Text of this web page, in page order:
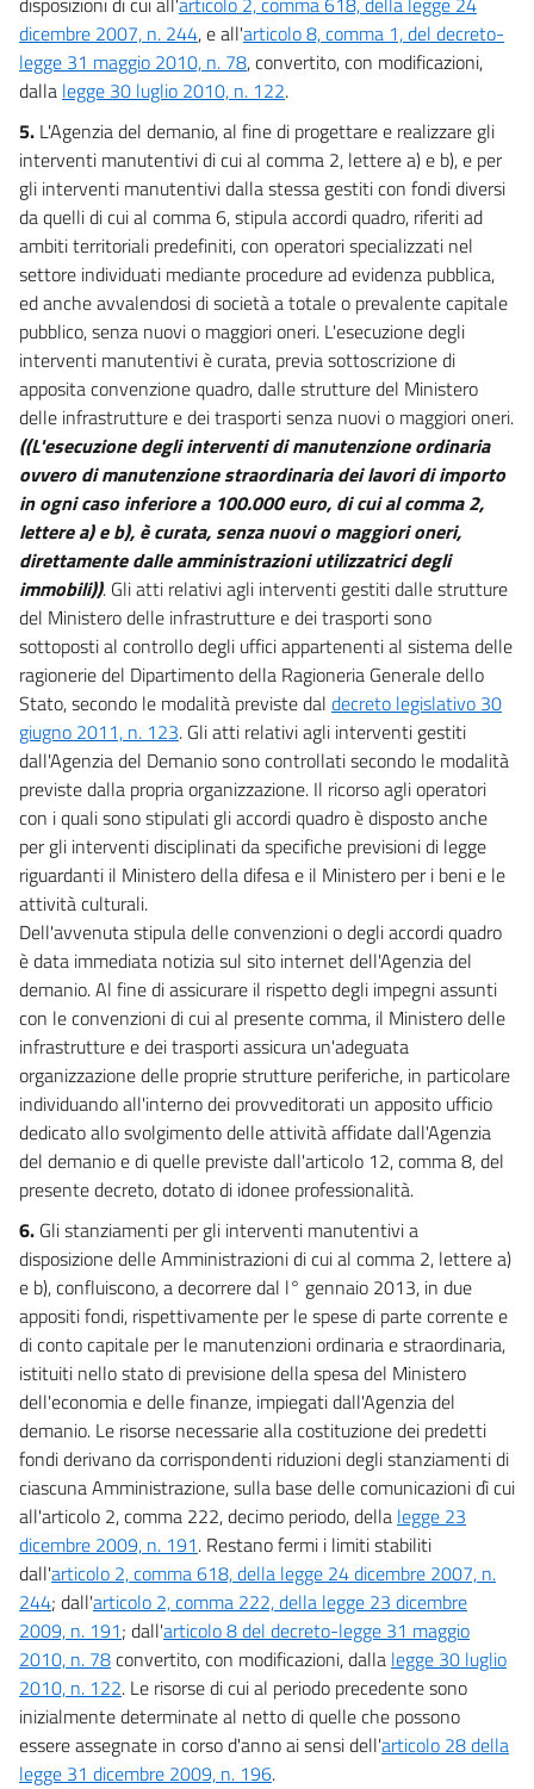
dicembre 2007, n. 244, e all'articolo 8, comma 1, del decreto-
legge 31 maggio 2010, n. 78, convertito, con modificazioni,
dalla legge 30 luglio 2010, n. 122.
5. L'Agenzia del demanio, al fine di progettare e realizzare gli
interventi manutentivi di cui al comma 2, lettere a) e b), e per
gli interventi manutentivi dalla stessa gestiti con fondi diversi
da quelli di cui al comma 6, stipula accordi quadro, riferiti ad
ambiti territoriali predefiniti, con operatori specializzati nel
settore individuati mediante procedure ad evidenza pubblica,
ed anche avvalendosi di società a totale o prevalente capitale
pubblico, senza nuovi o maggiori oneri. L'esecuzione degli
interventi manutentivi è curata, previa sottoscrizione di
apposita convenzione quadro, dalle strutture del Ministero
delle infrastrutture e dei trasporti senza nuovi o maggiori oneri.
((L'esecuzione degli interventi di manutenzione ordinaria
ovvero di manutenzione straordinaria dei lavori di importo
in ogni caso inferiore a 100.000 euro, di cui al comma 2,
lettere a) e b), è curata, senza nuovi o maggiori oneri,
direttamente dalle amministrazioni utilizzatrici degli
immobili)). Gli atti relativi agli interventi gestiti dalle strutture
del Ministero delle infrastrutture e dei trasporti sono
sottoposti al controllo degli uffici appartenenti al sistema delle
ragionerie del Dipartimento della Ragioneria Generale dello
Stato, secondo le modalità previste dal decreto legislativo 30
giugno 2011, n. 123. Gli atti relativi agli interventi gestiti
dall'Agenzia del Demanio sono controllati secondo le modalità
previste dalla propria organizzazione. Il ricorso agli operatori
con i quali sono stipulati gli accordi quadro è disposto anche
per gli interventi disciplinati da specifiche previsioni di legge
riguardanti il Ministero della difesa e il Ministero per i beni e le
attività culturali.
Dell'avvenuta stipula delle convenzioni o degli accordi quadro
è data immediata notizia sul sito internet dell'Agenzia del
demanio. Al fine di assicurare il rispetto degli impegni assunti
con le convenzioni di cui al presente comma, il Ministero delle
infrastrutture e dei trasporti assicura un'adeguata
organizzazione delle proprie strutture periferiche, in particolare
individuando all'interno dei provveditorati un apposito ufficio
dedicato allo svolgimento delle attività affidate dall'Agenzia
del demanio e di quelle previste dall'articolo 12, comma 8, del
presente decreto, dotato di idonee professionalità.
6. Gli stanziamenti per gli interventi manutentivi a
disposizione delle Amministrazioni di cui al comma 2, lettere a)
e b), confluiscono, a decorrere dal l° gennaio 2013, in due
appositi fondi, rispettivamente per le spese di parte corrente e
di conto capitale per le manutenzioni ordinaria e straordinaria,
istituiti nello stato di previsione della spesa del Ministero
dell'economia e delle finanze, impiegati dall'Agenzia del
demanio. Le risorse necessarie alla costituzione dei predetti
fondi derivano da corrispondenti riduzioni degli stanziamenti di
ciascuna Amministrazione, sulla base delle comunicazioni dì cui
all'articolo 2, comma 222, decimo periodo, della legge 23
dicembre 2009, n. 191. Restano fermi i limiti stabiliti
dall'articolo 2, comma 618, della legge 24 dicembre 2007, n.
244; dall'articolo 2, comma 222, della legge 23 dicembre
2009, n. 191; dall'articolo 8 del decreto-legge 31 maggio
2010, n. 78convertito, con modificazioni, dalla legge 30 luglio
2010, n. 122. Le risorse di cui al periodo precedente sono
inizialmente determinate al netto di quelle che possono
essere assegnate in corso d'anno ai sensi dell'articolo 28 della
legge 31 dicembre 2009, n. 196.